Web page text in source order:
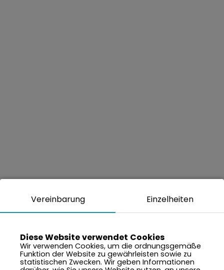
Vereinbarung Einzelheiten
Diese Website verwendet Cookies
Wir verwenden Cookies, um die ordnungsgemäße
Funktion der Website zu gewährleisten sowie zu
statistischen Zwecken. Wir geben Informationen